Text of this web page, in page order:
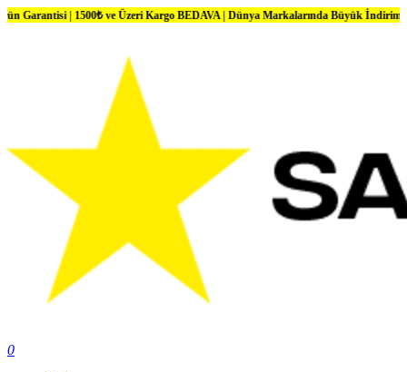
1500₺ ve Üzeri Kargo BEDAVA | Dünya Markalarında Büyük İndirimler
0